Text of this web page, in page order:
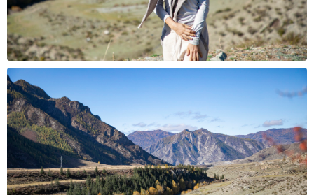
Даюсогласие на получение рекламной рассылки
Подписаться
Реквизиты:
ООО «КАРМАТРЕВЕЛ»
ИНН: 7728842710, ОГРН: 1137746396897
Юридический адрес: 115093, г. Москва,
вн. тер. г. Муниципальный округ Замоскворечье, ул.